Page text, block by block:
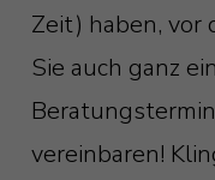
Zeit) haben, vor
Sie auch ganz
vereinbaren!